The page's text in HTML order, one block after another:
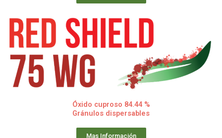
Óxido cuproso 84.44 %
Gránulos dispersables
Mas Información